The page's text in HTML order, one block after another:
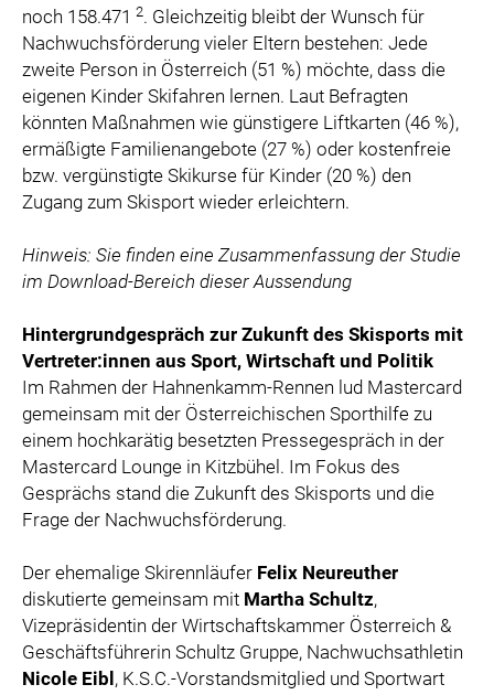
noch 158.471 2. Gleichzeitig bleibt der Wunsch für
Nachwuchsförderung vieler Eltern bestehen: Jede
zweite Person in Österreich (51 %) möchte, dass die
eigenen Kinder Skifahren lernen. Laut Befragten
könnten Maßnahmen wie günstigere Liftkarten (46 %),
ermäßigte Familienangebote (27 %) oder kostenfreie
bzw. vergünstigte Skikurse für Kinder (20 %) den
Zugang zum Skisport wieder erleichtern.
Hinweis: Sie finden eine Zusammenfassung der Studie
im Download-Bereich dieser Aussendung
Hintergrundgespräch zur Zukunft des Skisports mit
Vertreter:innen aus Sport, Wirtschaft und Politik
Im Rahmen der Hahnenkamm-Rennen lud Mastercard
gemeinsam mit der Österreichischen Sporthilfe zu
einem hochkarätig besetzten Pressegespräch in der
Mastercard Lounge in Kitzbühel. Im Fokus des
Gesprächs stand die Zukunft des Skisports und die
Frage der Nachwuchsförderung.
Der ehemalige Skirennläufer Felix Neureuther
diskutierte gemeinsam mit Martha Schultz,
Vizepräsidentin der Wirtschaftskammer Österreich &
Geschäftsführerin Schultz Gruppe, Nachwuchsathletin
Nicole Eibl , K.S.C.-Vorstandsmitglied und Sportwart